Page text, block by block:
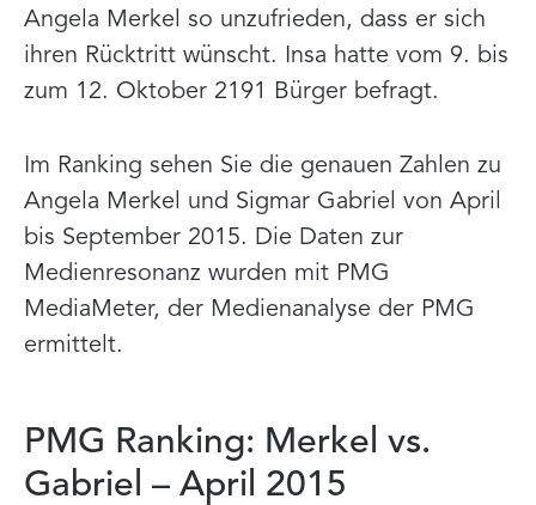
Angela Merkel so unzufrieden, dass er sich
ihren Rücktritt wünscht. Insa hatte vom 9. bis
zum 12. Oktober 2191 Bürger befragt.
Im Ranking sehen Sie die genauen Zahlen zu
Angela Merkel und Sigmar Gabriel von April
bis September 2015. Die Daten zur
Medienresonanz wurden mit PMG
MediaMeter, der Medienanalyse der PMG
ermittelt.
PMG Ranking: Merkel vs.
Gabriel – April 2015